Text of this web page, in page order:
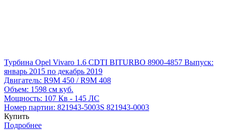
Турбина Opel Vivaro 1.6 CDTI BITURBO 8900-4857 Выпуск:
январь 2015 по декабрь 2019
Двигатель: R9M 450 / R9M 408
Объем: 1598 см куб.
Мощность: 107 Кв - 145 ЛС
Номер партии: 821943-5003S 821943-0003
Купить
Подробнее